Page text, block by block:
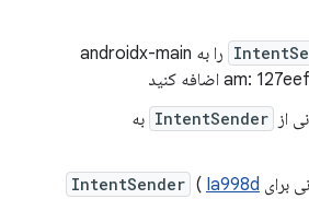
را به androidx-main
am:
IntentSender به
IntentSender (Ia998d